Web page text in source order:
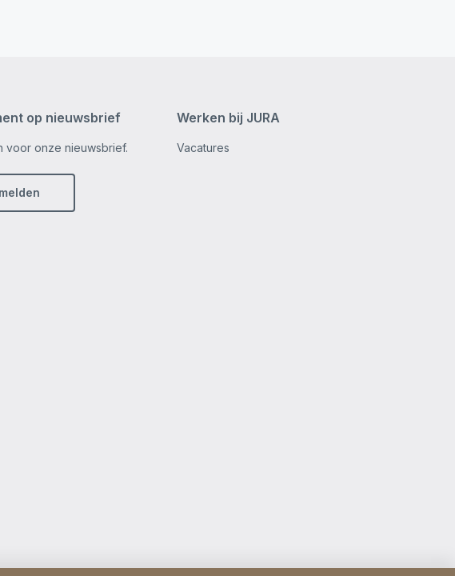
op nieuwsbrief
voor onze nieuwsbrief.
Werken bij JURA
Vacatures